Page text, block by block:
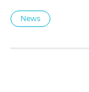
News